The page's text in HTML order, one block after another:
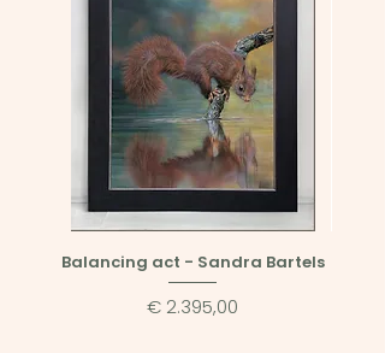
Balancing act - Sandra Bartels
Prijs
€ 2.395,00